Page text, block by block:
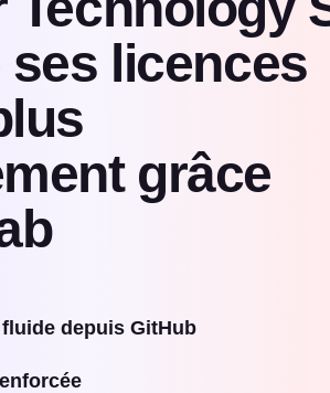
ses licences
grâce
depuis GitHub